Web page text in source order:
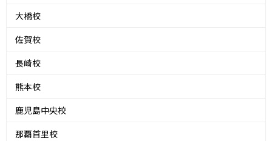
大橋校
佐賀校
長崎校
熊本校
鹿児島中央校
那覇首里校